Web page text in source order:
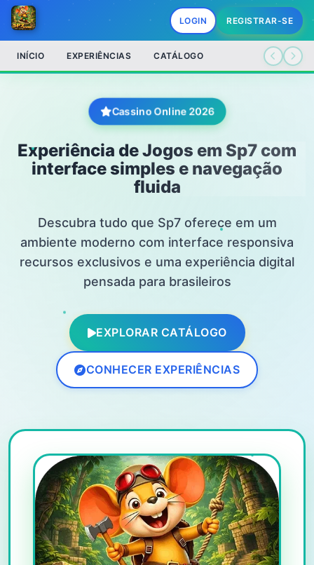
LOGIN REGISTRAR-SE
INÍCIO EXPERIÊNCIAS CATÁLOGO
Cassino Online 2026
Experiência de Jogos em Sp7 com
interface simples e navegação
fluida
Descubra tudo que Sp7 oferece em um
ambiente moderno com interface responsiva
recursos exclusivos e uma experiência digital
pensada para brasileiros
EXPLORAR CATÁLOGO
CONHECER EXPERIÊNCIAS